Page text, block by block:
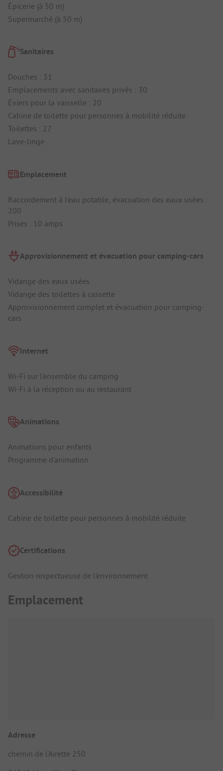
Épicerie (à 50 m)
Supermarché (à 50 m)
Sanitaires
Douches : 31
Emplacements avec sanitaires privés : 30
Éviers pour la vaisselle : 20
Cabine de toilette pour personnes à mobilité réduite
Toilettes : 27
Lave-linge
Emplacement
Raccordement à l'eau potable, évacuation des eaux usées :
200
Prises : 10 amps
Approvisionnement et évacuation pour camping-cars
Vidange des eaux usées
Vidange des toilettes à cassette
Approvisionnement complet et évacuation pour camping-
cars
Internet
Wi-Fi sur l'ensemble du camping
Wi-Fi à la réception ou au restaurant
Animations
Animations pour enfants
Programme d'animation
Accessibilité
Cabine de toilette pour personnes à mobilité réduite
Certifications
Gestion respectueuse de l'environnement
Emplacement
Adresse
chemin de l'Airette 250